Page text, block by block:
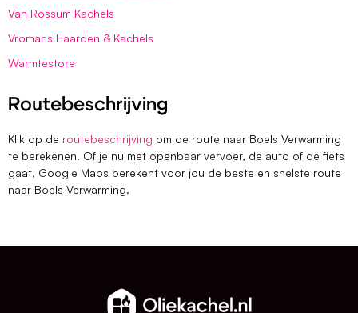
Van Rossum Kachels
Vromans Haarden & Kachels
Warmtestore
Routebeschrijving
Klik op de routebeschrijving om de route naar Boels Verwarming
te berekenen. Of je nu met openbaar vervoer, de auto of de fiets
gaat, Google Maps berekent voor jou de beste en snelste route
naar Boels Verwarming.